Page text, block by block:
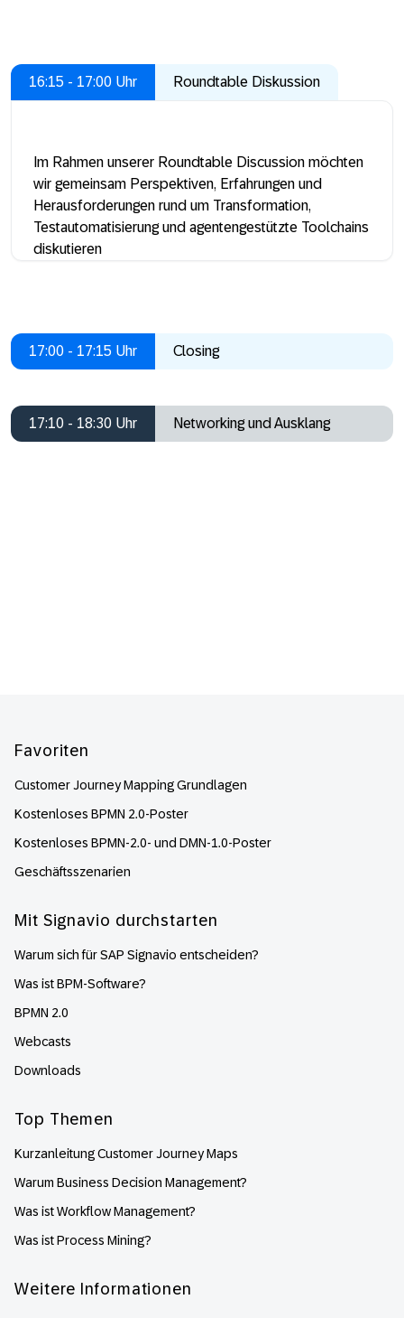
16:15 - 17:00 Uhr Roundtable Diskussion
Im Rahmen unserer Roundtable Discussion möchten
wir gemeinsam Perspektiven, Erfahrungen und
Herausforderungen rund um Transformation,
Testautomatisierung und agentengestützte Toolchains
diskutieren
17:00 - 17:15 Uhr Closing
17:10 - 18:30 Uhr Networking und Ausklang
Favoriten
Customer Journey Mapping Grundlagen
Kostenloses BPMN 2.0-Poster
Kostenloses BPMN-2.0- und DMN-1.0-Poster
Geschäftsszenarien
Mit Signavio durchstarten
Warum sich für SAP Signavio entscheiden?
Was ist BPM-Software?
BPMN 2.0
Webcasts
Downloads
Top Themen
Kurzanleitung Customer Journey Maps
Warum Business Decision Management?
Was ist Workflow Management?
Was ist Process Mining?
Weitere Informationen